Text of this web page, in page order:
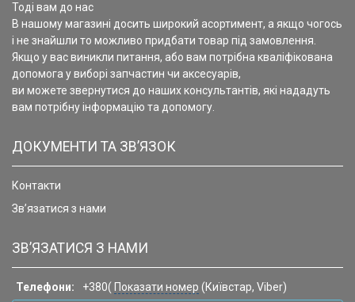
Тоді вам до нас
В нашому магазині досить широкий асортимент, а якщо чогось
і не знайшли то можливо придбати товар під замовлення.
Якщо у вас виникли питання, або вам потрібна кваліфікована
допомога у виборі запчастин чи аксесуарів,
ви можете звернутися до наших консультантів, які нададуть
вам потрібну інформацію та допомогу.
ДОКУМЕНТИ ТА ЗВ’ЯЗОК
Контакти
Зв’язатися з нами
ЗВ’ЯЗАТИСЯ З НАМИ
Телефони: +380( Показати номер (Київстар, Viber)